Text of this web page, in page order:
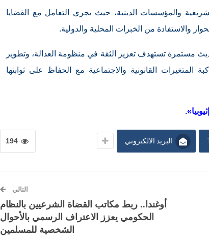
والمؤسسات الدينية، حيث يجري التعامل مع القضايا
والاستفادة من الخبرات المحلية والدولية.
مستمرة تستهدف تعزيز الثقة في منظومة العدالة، وتطوير
القانونية والاجتماعية مع الحفاظ على ثوابتها
194 البريد الالكتروني
التالي
أوغندا.. ربط مكاتب القضاة الشرعيين بالنظام
الحكومي يعزز الاعتراف الرسمي بالأحوال
الشخصية للمسلمين